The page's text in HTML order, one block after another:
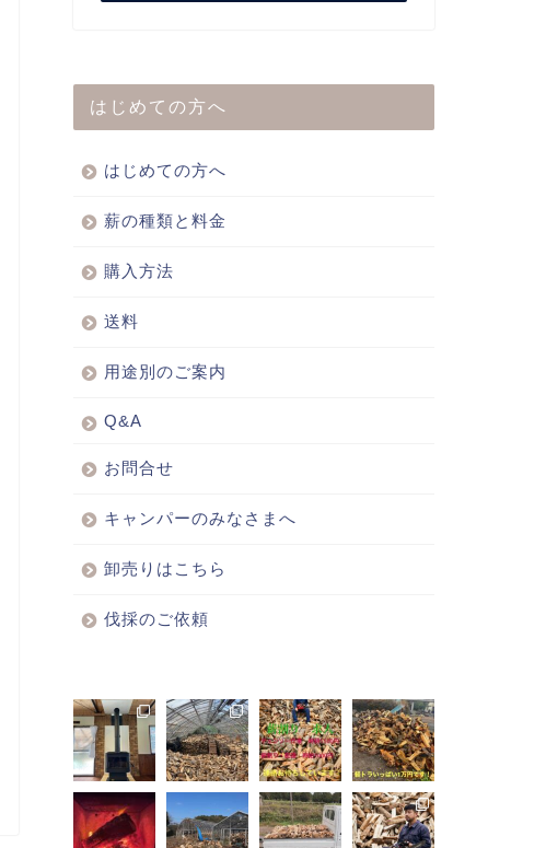
はじめての方へ
はじめての方へ
薪の種類と料金
購入方法
送料
用途別のご案内
Q&A
お問合せ
キャンパーのみなさまへ
卸売りはこちら
伐採のご依頼